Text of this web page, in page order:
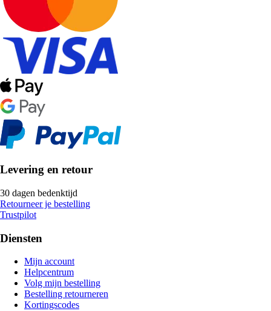
Levering en retour
30 dagen bedenktijd
Retourneer je bestelling
Trustpilot
Diensten
Mijn account
Helpcentrum
Volg mijn bestelling
Bestelling retourneren
Kortingscodes